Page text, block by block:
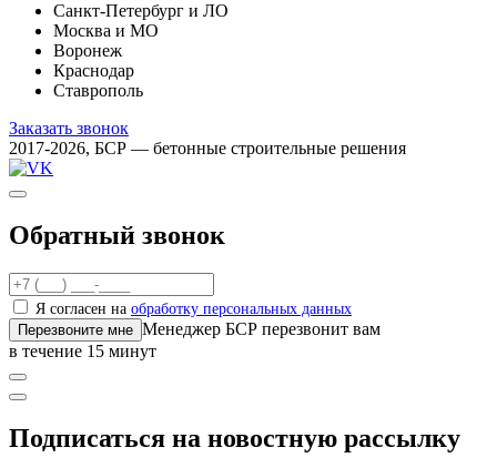
Санкт-Петербург и ЛО
Москва и МО
Воронеж
Краснодар
Ставрополь
Заказать звонок
2017-2026, БСР — бетонные строительные решения
Обратный звонок
Я согласен на обработку персональных данных
Перезвоните мне Менеджер БСР перезвонит вам
в течение 15 минут
Подписаться на новостную рассылку